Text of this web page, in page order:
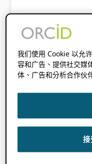
此內容已有三
可能不準確。
ORCID 亞太區項
和林文瑤，一位
請您能簡單介紹
我在台灣大學圖
士學位。 我目前
我们使用 Cookie 以允
容和广告、提供社交媒
体、广告和分析合作伙